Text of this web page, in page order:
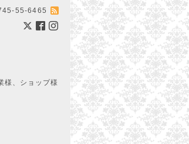
55-6465
様、ショップ様